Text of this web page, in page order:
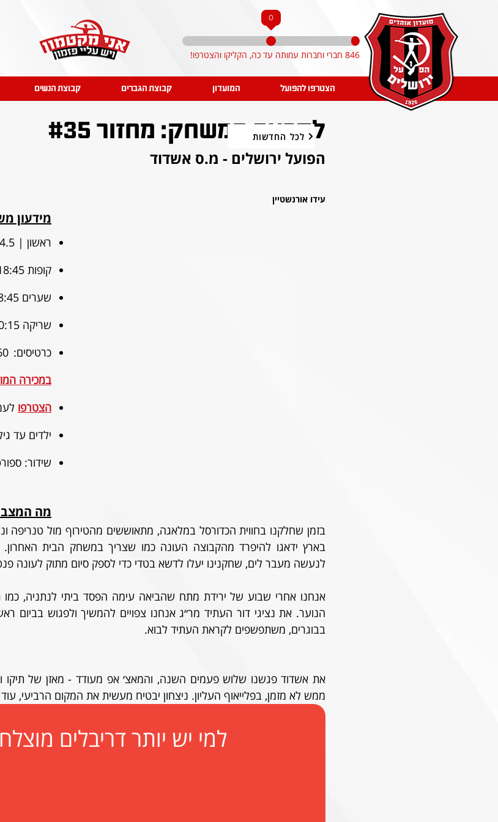
0
846 חברי וחברות עמותה עד כה, הקליקו והצטרפו!
הצטרפו להפועל המועדון קבוצת הגברים קבוצת הנשים
לקראת המשחק: מחזור #35
הפועל ירושלים - מ.ס אשדוד
עידו אורנשטיין
מידעון
ראשון | 14.5 | טדי
קופות 18:45
שערים 18:45
שריקה 20:15
כרטיסים: 60 ש"ח בקופות (או עם עמלה
במכירה
הצטרפו
ילדים עד גיל 8
שידור:
מה המצב
לנעשה מעבר לים, שחקנינו יעלו לדשא בטדי כדי לספק סיום מתוק לעונה
בבוגרים, משתפשפים לקראת העתיד לבוא.
ממש לא מזמן, בפלייאוף העליון. ניצחון יבטיח מעשית את המקום הרביעי,
למי יש יותר דריבלים
לכל החדשות